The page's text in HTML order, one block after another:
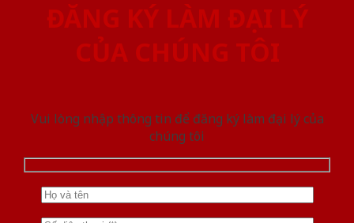
ĐĂNG KÝ LÀM ĐẠI LÝ
CỦA CHÚNG TÔI
Vui lòng nhập thông tin để đăng ký làm đại lý của
chúng tôi